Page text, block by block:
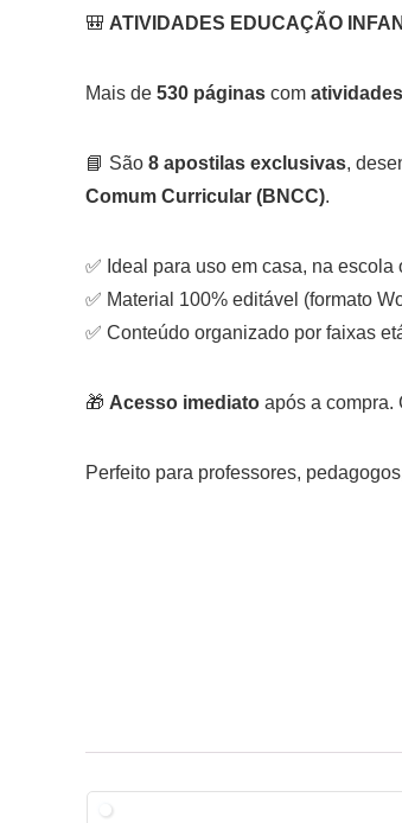
🎒 ATIVIDADES EDUCAÇÃO
Mais de 530 páginas com
📘 São 8 apostilas exclusivas,
Comum Curricular (BNCC).
✅ Ideal para uso em casa, na
✅ Material 100% editável (formato
✅ Conteúdo organizado por faixas
🎁 Acesso imediato após a compra.
Perfeito para professores,